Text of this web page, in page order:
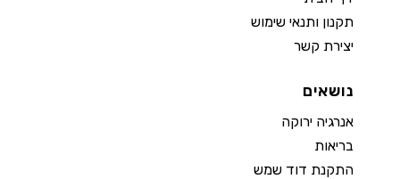
תקנון ותנאי שימוש
יצירת קשר
נושאים
אנרגיה ירוקה
בריאות
התקנת דוד שמש